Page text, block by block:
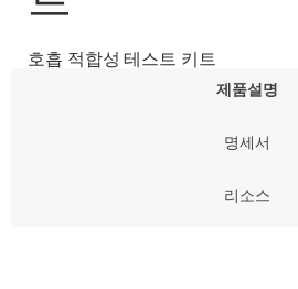
호흡 적합성 테스트 키트
제품설명
명세서
리소스